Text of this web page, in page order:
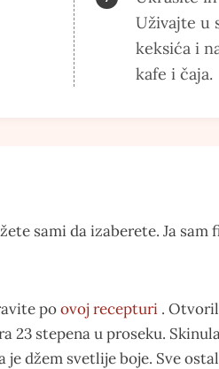
Uživajte u
keksića i
kafe i čaja.
sami da izaberete. Ja
poovoj recepturi .
23 stepena u proseku.
džem svetlije boje. Sve